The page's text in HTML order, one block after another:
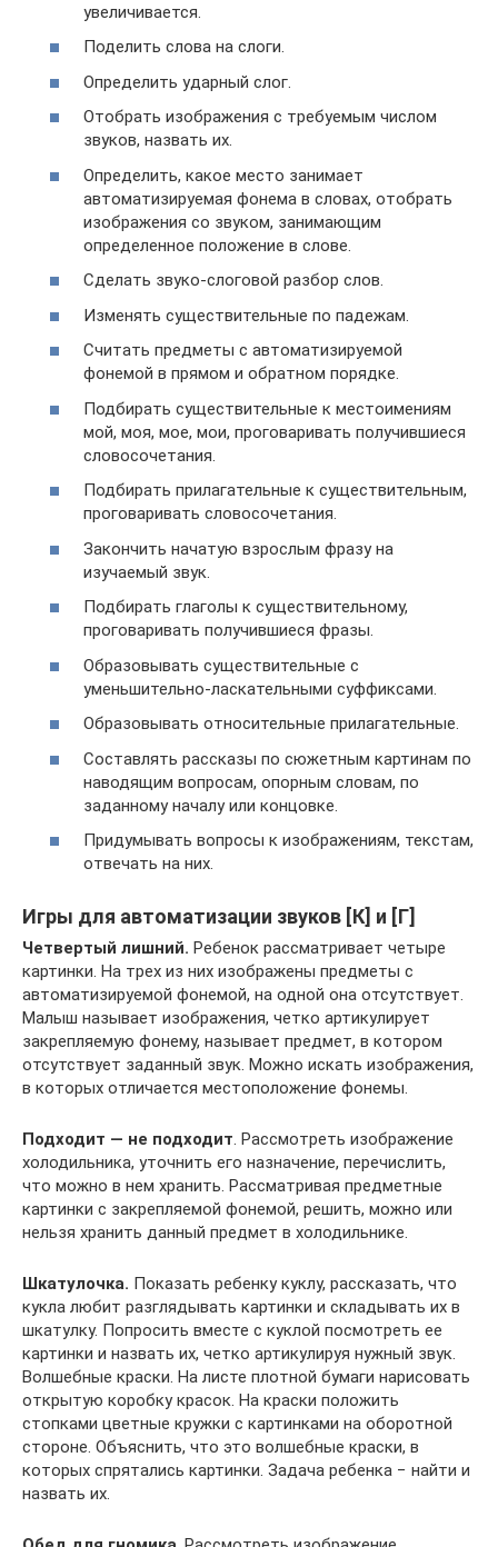
увеличивается.
Поделить слова на слоги.
Определить ударный слог.
Отобрать изображения с требуемым числом
звуков, назвать их.
Определить, какое место занимает
автоматизируемая фонема в словах, отобрать
изображения со звуком, занимающим
определенное положение в слове.
Сделать звуко-слоговой разбор слов.
Изменять существительные по падежам.
Считать предметы с автоматизируемой
фонемой в прямом и обратном порядке.
Подбирать существительные к местоимениям
мой, моя, мое, мои, проговаривать получившиеся
словосочетания.
Подбирать прилагательные к существительным,
проговаривать словосочетания.
Закончить начатую взрослым фразу на
изучаемый звук.
Подбирать глаголы к существительному,
проговаривать получившиеся фразы.
Образовывать существительные с
уменьшительно-ласкательными суффиксами.
Образовывать относительные прилагательные.
Составлять рассказы по сюжетным картинам по
наводящим вопросам, опорным словам, по
заданному началу или концовке.
Придумывать вопросы к изображениям, текстам,
отвечать на них.
Игры для автоматизации звуков [К] и [Г]
Четвертый лишний. Ребенок рассматривает четыре
картинки. На трех из них изображены предметы с
автоматизируемой фонемой, на одной она отсутствует.
Малыш называет изображения, четко артикулирует
закрепляемую фонему, называет предмет, в котором
отсутствует заданный звук. Можно искать изображения,
в которых отличается местоположение фонемы.
Подходит — не подходит. Рассмотреть изображение
холодильника, уточнить его назначение, перечислить,
что можно в нем хранить. Рассматривая предметные
картинки с закрепляемой фонемой, решить, можно или
нельзя хранить данный предмет в холодильнике.
Шкатулочка. Показать ребенку куклу, рассказать, что
кукла любит разглядывать картинки и складывать их в
шкатулку. Попросить вместе с куклой посмотреть ее
картинки и назвать их, четко артикулируя нужный звук.
Волшебные краски. На листе плотной бумаги нарисовать
открытую коробку красок. На краски положить
стопками цветные кружки с картинками на оборотной
стороне. Объяснить, что это волшебные краски, в
которых спрятались картинки. Задача ребенка − найти и
назвать их.